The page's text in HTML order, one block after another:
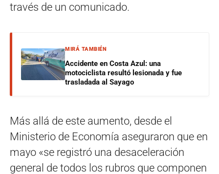
través de un comunicado.
MIRÁ TAMBIÉN
Accidente en Costa Azul: una
motociclista resultó lesionada y fue
trasladada al Sayago
Más allá de este aumento, desde el
Ministerio de Economía aseguraron que en
mayo «se registró una desaceleración
general de todos los rubros que componen